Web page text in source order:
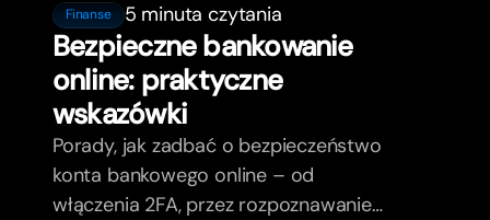
Finanse 5 minuta czytania
Bezpieczne bankowanie
online: praktyczne
wskazówki
Porady, jak zadbać o bezpieczeństwo
konta bankowego online – od
włączenia 2FA, przez rozpoznawanie